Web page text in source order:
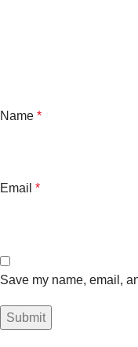
Name *
Email *
Save my name, email,